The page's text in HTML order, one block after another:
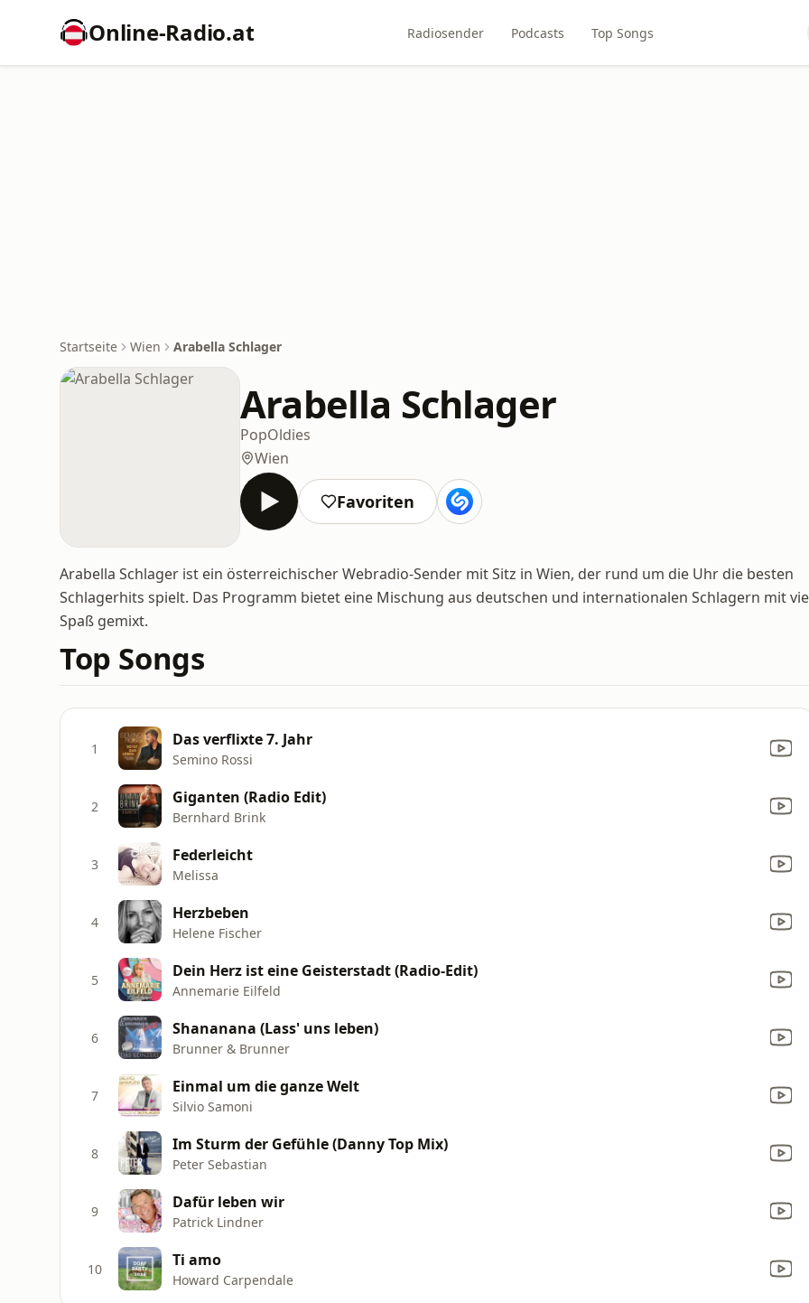
Online‑Radio.at Radiosender Podcasts Top Songs
Startseite Wien Arabella Schlager
Arabella Schlager
PopOldies
Wien
Favoriten
Arabella Schlager ist ein österreichischer Webradio-Sender mit Sitz in Wien, der rund um die Uhr die besten
Schlagerhits spielt. Das Programm bietet eine Mischung aus deutschen und internationalen Schlagern mit
Spaß gemixt.
Top Songs
1 Das verflixte 7. Jahr
Semino Rossi
2 Giganten (Radio Edit)
Bernhard Brink
3 Federleicht
Melissa
4 Herzbeben
Helene Fischer
5 Dein Herz ist eine Geisterstadt (Radio-Edit)
Annemarie Eilfeld
6 Shananana (Lass' uns leben)
Brunner & Brunner
7 Einmal um die ganze Welt
Silvio Samoni
8 Im Sturm der Gefühle (Danny Top Mix)
Peter Sebastian
9 Dafür leben wir
Patrick Lindner
10 Ti amo
Howard Carpendale